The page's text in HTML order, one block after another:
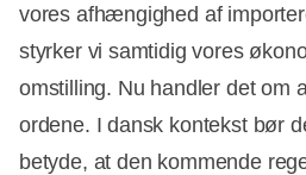
vores afhængighed af
styrker vi samtidig vores
omstilling. Nu handler det om
ordene. I dansk kontekst bør
betyde, at den kommende